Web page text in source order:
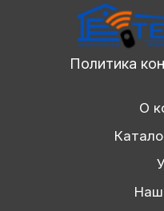
Политика
О